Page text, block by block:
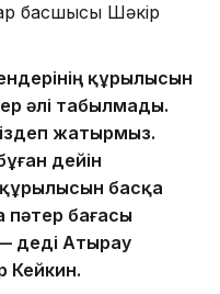
басшысы Шәкір
құрылысын
әлі табылмады.
жатырмыз.
дейін
басқа
пәтер бағасы
деді Атырау
Кейкин.